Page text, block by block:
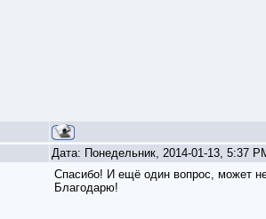
Дата: Понедельник, 2014-01-13, 5:37
Спасибо! И ещё один вопрос, может
Благодарю!